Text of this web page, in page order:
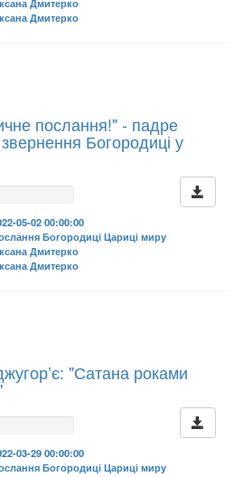
Дмитерко
послання!" - падре
Богородиці у
05-02 00:00:00
Богородиці Цариці миру
Дмитерко
Дмитерко
"Сатана роками
03-29 00:00:00
Богородиці Цариці миру